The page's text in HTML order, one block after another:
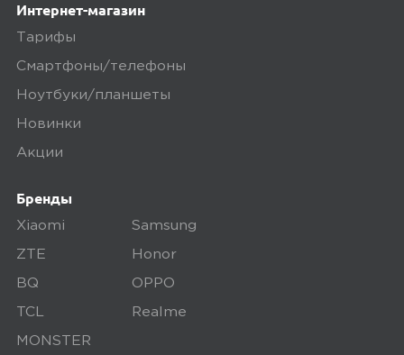
Интернет-магазин
Тарифы
Смартфоны/телефоны
Ноутбуки/планшеты
Новинки
Акции
Бренды
Xiaomi Samsung
ZTE Honor
BQ OPPO
TCL Realme
MONSTER